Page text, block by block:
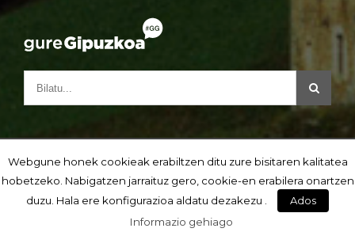
Webgune honek cookieak erabiltzen ditu zure bisitaren kalitatea
hobetzeko. Nabigatzen jarraituz gero, cookie-en erabilera onartzen
duzu. Hala ere konfigurazioa aldatu dezakezu .
Ados
Informazio gehiago